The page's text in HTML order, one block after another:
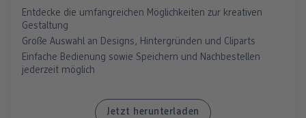
Entdecke die umfangreichen Möglichkeiten zur kreativen
Gestaltung
Große Auswahl an Designs, Hintergründen und Cliparts
Einfache Bedienung sowie Speichern und Nachbestellen
jederzeit möglich
Jetzt herunterladen